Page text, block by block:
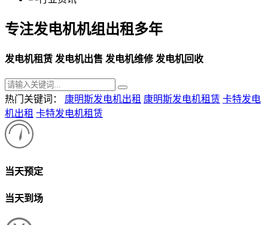
专注发电机机组出租多年
发电机租赁 发电机出售 发电机维修 发电机回收
热门关键词： 康明斯发电机出租 康明斯发电机租赁 卡特发电
机出租 卡特发电机租赁
当天预定
当天到场